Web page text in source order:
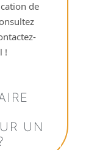
de
!
UN